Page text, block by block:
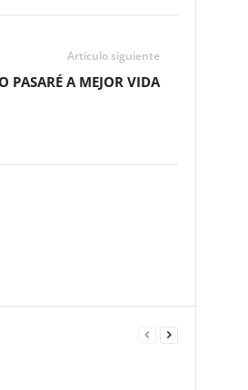
Artículo siguiente
PASARÉ A MEJOR VIDA